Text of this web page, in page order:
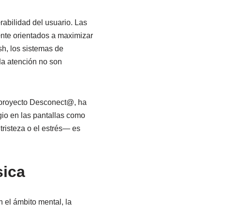
del usuario. Las
orientados a maximizar
los sistemas de
atención no son
Desconect@, ha
en las pantallas como
o el estrés— es
el ámbito mental, la